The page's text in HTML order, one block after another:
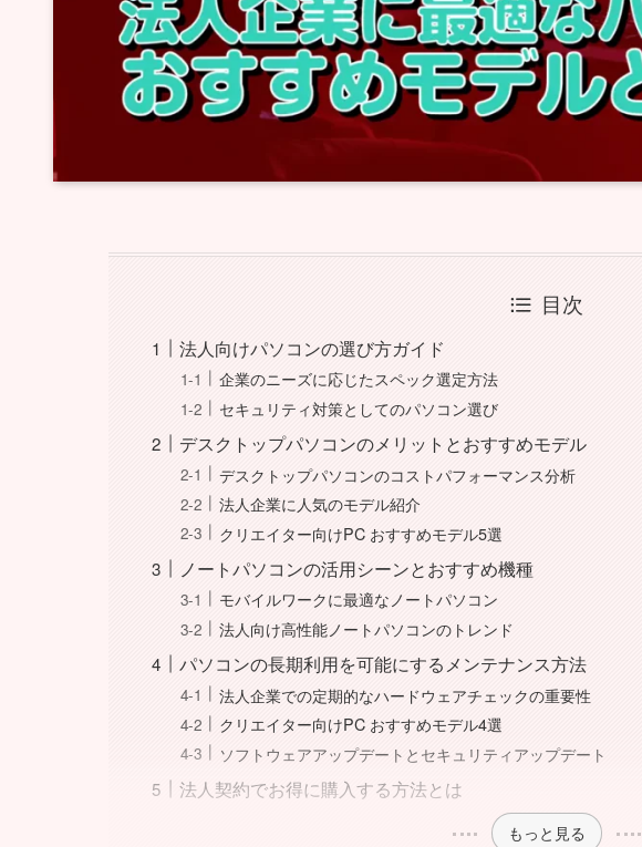
目次
法人向けパソコンの選び方ガイド
企業のニーズに応じたスペック選定方法
セキュリティ対策としてのパソコン選び
デスクトップパソコンのメリットとおすすめモデル
デスクトップパソコンのコストパフォーマンス分析
法人企業に人気のモデル紹介
クリエイター向けPC おすすめモデル5選
ノートパソコンの活用シーンとおすすめ機種
モバイルワークに最適なノートパソコン
法人向け高性能ノートパソコンのトレンド
パソコンの長期利用を可能にするメンテナンス方法
法人企業での定期的なハードウェアチェックの重要性
クリエイター向けPC おすすめモデル4選
ソフトウェアアップデートとセキュリティアップデート
法人契約でお得に購入する方法とは
もっと見る